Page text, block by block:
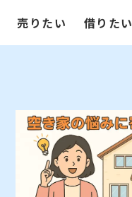
売りたい 借りたい